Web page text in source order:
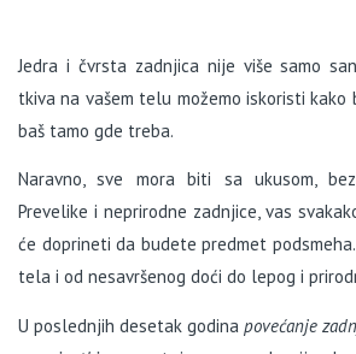
Jedra i čvrsta zadnjica nije više samo
tkiva na vašem telu možemo iskoristi kako
baš tamo gde treba.
Naravno, sve mora biti sa ukusom,
Prevelike i neprirodne zadnjice, vas
će doprineti da budete predmet
tela i od nesavršenog doći do lepog i
U poslednjih desetak godina povećanje